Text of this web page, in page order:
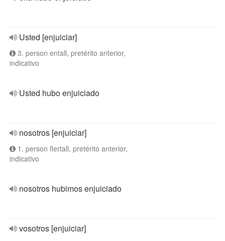
Usted [enjuiciar]
3. person entall, pretérito anterior,
indicativo
Usted hubo enjuiciado
nosotros [enjuiciar]
1. person flertall, pretérito anterior,
indicativo
nosotros hubimos enjuiciado
vosotros [enjuiciar]